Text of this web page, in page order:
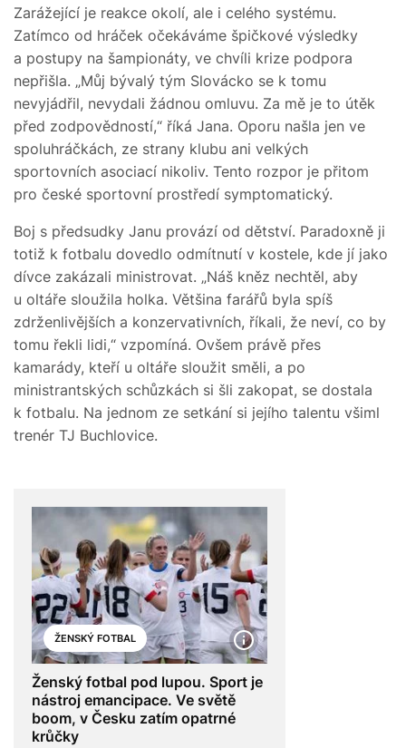
Zarážející je reakce okolí, ale i celého systému.
Zatímco od hráček očekáváme špičkové výsledky
a postupy na šampionáty, ve chvíli krize podpora
nepřišla. „Můj bývalý tým Slovácko se k tomu
nevyjádřil, nevydali žádnou omluvu. Za mě je to útěk
před zodpovědností,“ říká Jana. Oporu našla jen ve
spoluhráčkách, ze strany klubu ani velkých
sportovních asociací nikoliv. Tento rozpor je přitom
pro české sportovní prostředí symptomatický.
Boj s předsudky Janu provází od dětství. Paradoxně ji
totiž k fotbalu dovedlo odmítnutí v kostele, kde jí jako
dívce zakázali ministrovat. „Náš kněz nechtěl, aby
u oltáře sloužila holka. Většina farářů byla spíš
zdrženlivějších a konzervativních, říkali, že neví, co by
tomu řekli lidi,“ vzpomíná. Ovšem právě přes
kamarády, kteří u oltáře sloužit směli, a po
ministrantských schůzkách si šli zakopat, se dostala
k fotbalu. Na jednom ze setkání si jejího talentu všiml
trenér TJ Buchlovice.
ŽENSKÝ FOTBAL
Ženský fotbal pod lupou. Sport je
nástroj emancipace. Ve světě
boom, v Česku zatím opatrné
krůčky